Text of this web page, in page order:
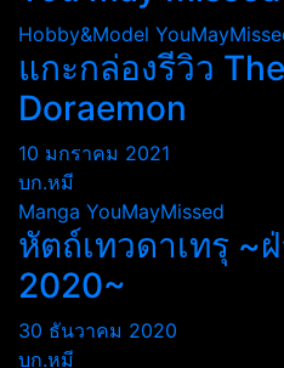
Hobby&Model
แกะกล่องรีวิว
Doraemon
10 มกราคม 2021
บก.หมี
Manga YouMayMissed
หัตถ์เทวดาเทรุ ~
2020~
30 ธันวาคม 2020
บก.หมี